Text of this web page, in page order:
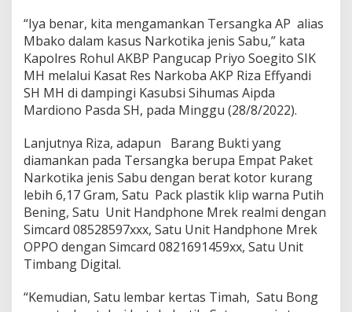
“Iya benar, kita mengamankan Tersangka AP alias
Mbako dalam kasus Narkotika jenis Sabu,” kata
Kapolres Rohul AKBP Pangucap Priyo Soegito SIK
MH melalui Kasat Res Narkoba AKP Riza Effyandi
SH MH di dampingi Kasubsi Sihumas Aipda
Mardiono Pasda SH, pada Minggu (28/8/2022).
Lanjutnya Riza, adapun Barang Bukti yang
diamankan pada Tersangka berupa Empat Paket
Narkotika jenis Sabu dengan berat kotor kurang
lebih 6,17 Gram, Satu Pack plastik klip warna Putih
Bening, Satu Unit Handphone Mrek realmi dengan
Simcard 08528597xxx, Satu Unit Handphone Mrek
OPPO dengan Simcard 0821691459xx, Satu Unit
Timbang Digital.
“Kemudian, Satu lembar kertas Timah, Satu Bong